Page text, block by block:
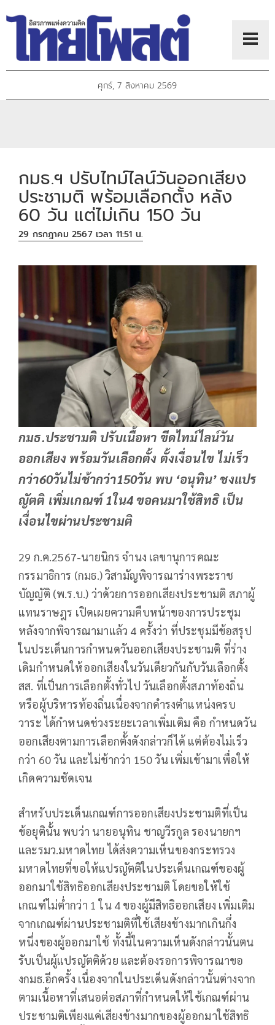
ศุกร์, 7 สิงหาคม 2569
กมธ.ฯ ปรับไทม์ไลน์วันออกเสียง
ประชามติ พร้อมเลือกตั้ง หลัง
60 วัน แต่ไม่เกิน 150 วัน
29 กรกฎาคม 2567 เวลา 11:51 น.
กมธ.ประชามติ ปรับเนื้อหา ขีดไทม์ไลน์วัน
ออกเสียง พร้อมวันเลือกตั้ง ตั้งเงื่อนไข ไม่เร็ว
กว่า60วันไม่ช้ากว่า150วัน พบ ‘อนุทิน’ ชงแปร
ญัตติ เพิ่มเกณฑ์ 1ใน4 ขอคนมาใช้สิทธิ เป็น
เงื่อนไขผ่านประชามติ
29 ก.ค.2567-นายนิกร จำนง เลขานุการคณะ
กรรมาธิการ (กมธ.) วิสามัญพิจารณาร่างพระราช
บัญญัติ (พ.ร.บ.) ว่าด้วยการออกเสียงประชามติ สภาผู้
แทนราษฎร เปิดเผยความคืบหน้าของการประชุม
หลังจากพิจารณามาแล้ว 4 ครั้งว่า ที่ประชุมมีข้อสรุป
ในประเด็นการกำหนดวันออกเสียงประชามติ ที่ร่าง
เดิมกำหนดให้ออกเสียงในวันเดียวกันกับวันเลือกตั้ง
สส. ที่เป็นการเลือกตั้งทั่วไป วันเลือกตั้งสภาท้องถิ่น
หรือผู้บริหารท้องถิ่นเนื่องจากดำรงตำแหน่งครบ
วาระ ได้กำหนดช่วงระยะเวลาเพิ่มเติม คือ กำหนดวัน
ออกเสียงตามการเลือกตั้งดังกล่าวก็ได้ แต่ต้องไม่เร็ว
กว่า 60 วัน และไม่ช้ากว่า 150 วัน เพิ่มเข้ามาเพื่อให้
เกิดความชัดเจน
สำหรับประเด็นเกณฑ์การออกเสียงประชามติที่เป็น
ข้อยุตินั้น พบว่า นายอนุทิน ชาญวีรกูล รองนายกฯ
และรมว.มหาดไทย ได้ส่งความเห็นของกระทรวง
มหาดไทยที่ขอให้แปรญัตติในประเด็นเกณฑ์ของผู้
ออกมาใช้สิทธิออกเสียงประชามติ โดยขอให้ใช้
เกณฑ์ไม่ต่ำกว่า 1 ใน 4 ของผู้มีสิทธิออกเสียง เพิ่มเติม
จากเกณฑ์ผ่านประชามติที่ใช้เสียงข้างมากเกินกึ่ง
หนึ่งของผู้ออกมาใช้ ทั้งนี้ในความเห็นดังกล่าวนั้นตน
รับเป็นผู้แปรญัตติด้วย และต้องรอการพิจารณาขอ
งกมธ.อีกครั้ง เนื่องจากในประเด็นดังกล่าวนั้นต่างจาก
ตามเนื้อหาที่เสนอต่อสภาที่กำหนดให้ใช้เกณฑ์ผ่าน
ประชามติเพียงแค่เสียงข้างมากของผู้ออกมาใช้สิทธิ